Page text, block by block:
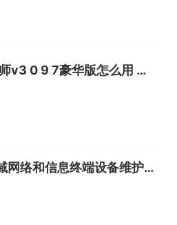
红警2修改大师（造梦西游3修改大师v3 0 9 7豪华版怎么用 先教会后选最佳）
兰州市退役军人事务局内部办公局域网络和信息终端设备维护项目成交公告